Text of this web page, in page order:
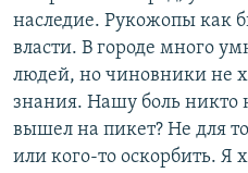
наследие. Рукожопы как
власти. В городе много
людей, но чиновники не
знания. Нашу боль никто
вышел на пикет? Не для
или кого-то оскорбить. Я